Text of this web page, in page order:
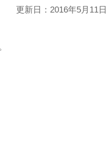
更新日：2016年5月11日